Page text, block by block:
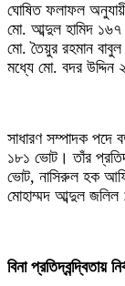
‎ঘোষিত ফলাফল
মো. আব্দুল হামিদ ১৬৭
মো. তৈয়ুর রহমান
মধ্যে মো. বদর
‎সাধারণ সম্পাদক পদে
১৮১ ভোট। তাঁর
ভোট, নাসিরুল হক
মোহাম্মদ আব্দুল
‎বিনা প্রতিদ্বন্দ্বিতায়